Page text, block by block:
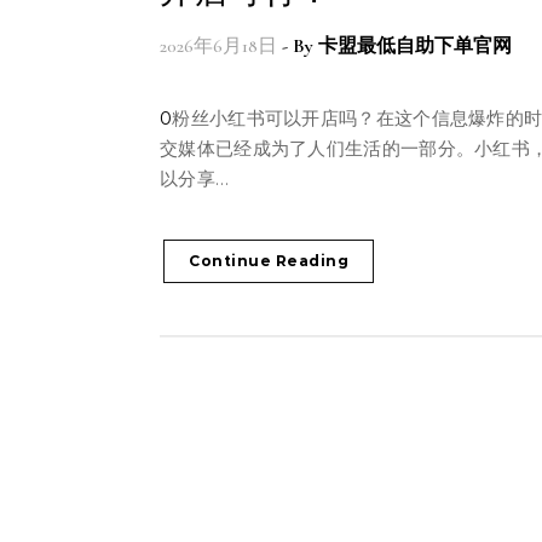
2026年6月18日 - By 卡盟最低自助下单官网
0粉丝小红书可以开店吗？在这个信息爆炸的时代，社
交媒体已经成为了人们生活的一部分。小红书
以分享…
Continue Reading